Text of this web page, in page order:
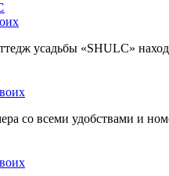
усадьбы «SHULC»
со всеми удобствами и